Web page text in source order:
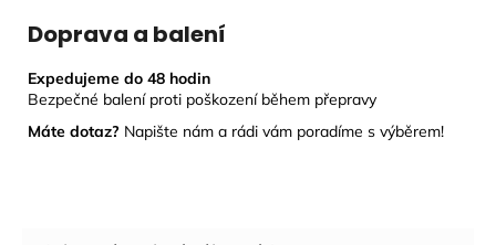
Doprava a balení
Expedujeme do 48 hodin
Bezpečné balení proti poškození během přepravy
Máte dotaz? Napište nám a rádi vám poradíme s výběrem!